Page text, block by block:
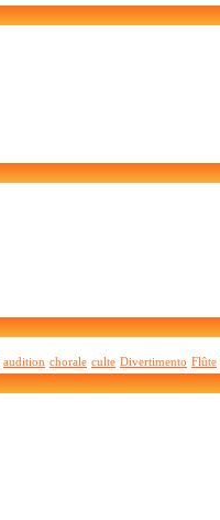
audition chorale culte Divertimento Flûte